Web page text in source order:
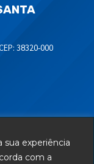
sua experiência
com a
38320-000